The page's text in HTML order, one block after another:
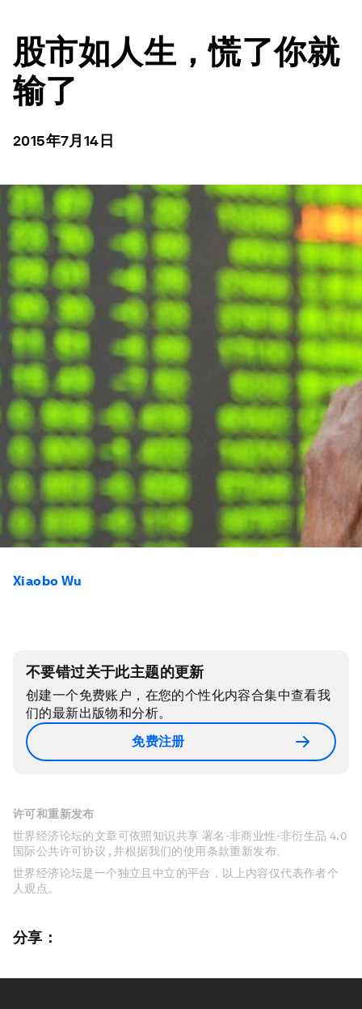
股市如人生，慌了你就
输了
2015年7月14日
Xiaobo Wu
不要错过关于此主题的更新
创建一个免费账户，在您的个性化内容合集中查看我
们的最新出版物和分析。
免费注册
许可和重新发布
世界经济论坛的文章可依照知识共享 署名-非商业性-非衍生品 4.0
国际公共许可协议 , 并根据我们的使用条款重新发布。
世界经济论坛是一个独立且中立的平台，以上内容仅代表作者个
人观点。
分享：